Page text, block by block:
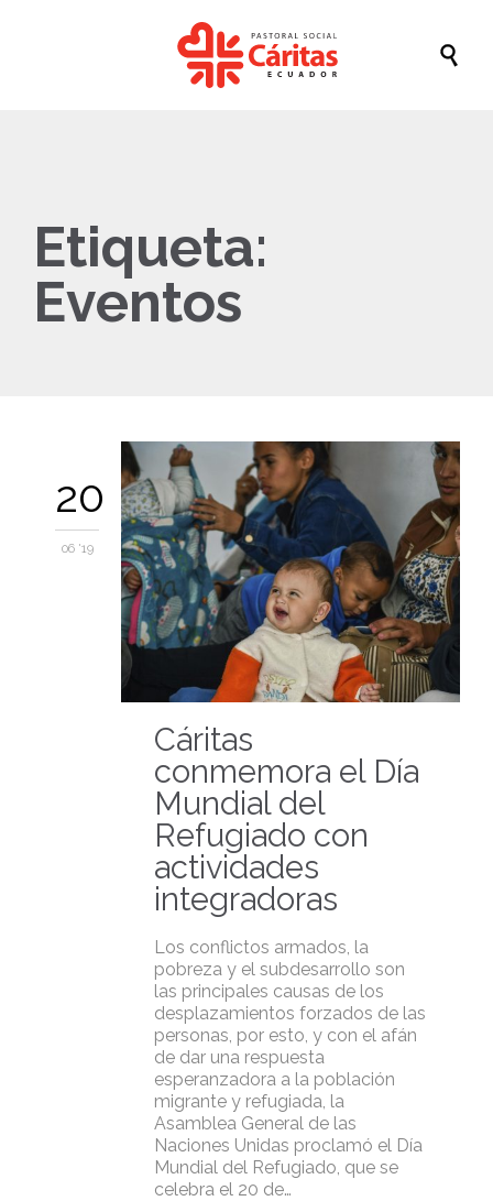

Etiqueta:
Eventos
20
06 '19
Cáritas
conmemora el Día
Mundial del
Refugiado con
actividades
integradoras
Los conflictos armados, la
pobreza y el subdesarrollo son
las principales causas de los
desplazamientos forzados de las
personas, por esto, y con el afán
de dar una respuesta
esperanzadora a la población
migrante y refugiada, la
Asamblea General de las
Naciones Unidas proclamó el Día
Mundial del Refugiado, que se
celebra el 20 de…